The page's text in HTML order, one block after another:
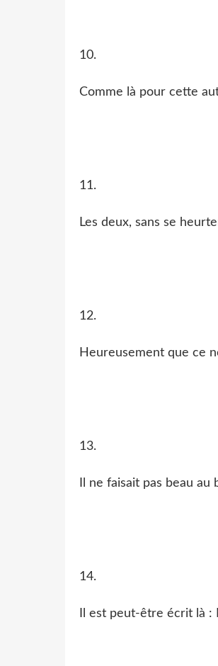
10.
Comme là pour cette
11.
Les deux, sans se
12.
Heureusement que ce
13.
Il ne faisait pas beau
14.
Il est peut-être écrit là